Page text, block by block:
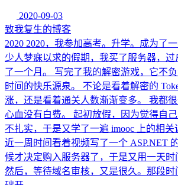
2020-09-03
致我复生的博客
2020 2020，我参加高考。升学。成为了
少人梦寐以求的假期，我买了服务器，
了一个月。 写完了我的解密游戏，它不
时间的快乐源泉。 不论是看着解密的
涨，还是看着通关人数渐渐变多。 我都
心血没有白费。 起初放假，因为觉得自
不扎实，于是又学了一遍 imooc 上的相
近一周时间看着视频写了一个 ASP.NET
候才决定购入服务器了，于是又用一天
然后，等待域名审核，又是很久。那段